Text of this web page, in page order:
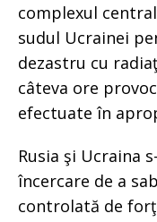
complexul
sudul Ucrainei
dezastru cu
câteva ore
efectuate în
Rusia şi Ucraina
încercare de a
controlată de